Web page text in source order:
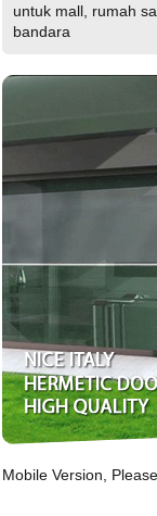
untuk mall, rumah
bandara
Mobile Version,